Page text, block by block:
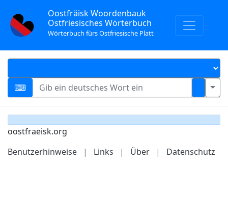
Oostfräisk Woordenbauk
Ostfriesisches Wörterbuch
Wörterbuch fürs Ostfriesische Platt
oostfraeisk.org
Benutzerhinweise
| Links | Über | Datenschutz